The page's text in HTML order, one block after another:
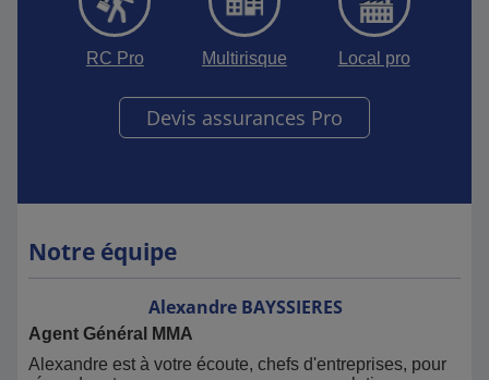
RC Pro Multirisque Local pro
Devis assurances Pro
Notre équipe
Alexandre BAYSSIERES
Agent Général MMA
Alexandre est à votre écoute, chefs d'entreprises, pour